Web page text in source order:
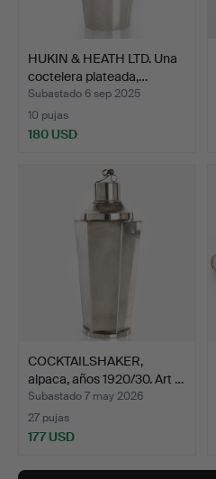
HUKIN & HEATH LTD. Una
coctelera plateada,…
Subastado 6 sep 2025
10 pujas
180 USD
COCKTAILSHAKER,
alpaca, años 1920/30. Art …
Subastado 7 may 2026
27 pujas
177 USD